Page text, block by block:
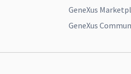
GeneXus
GeneXus